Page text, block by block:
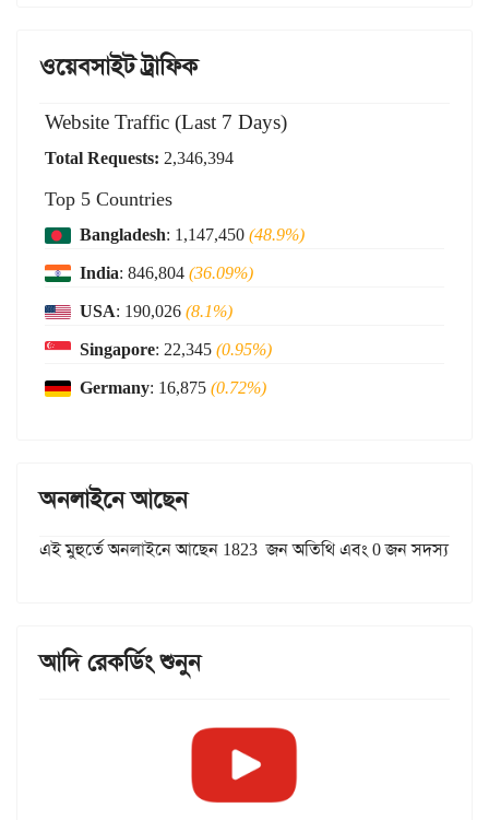
ওয়েবসাইট ট্রাফিক
Website Traffic (Last 7 Days)
Total Requests: 2,346,394
Top 5 Countries
Bangladesh: 1,147,450(48.9%)
India: 846,804(36.09%)
USA: 190,026(8.1%)
Singapore: 22,345(0.95%)
Germany: 16,875(0.72%)
অনলাইনে আছেন
এই মুহুর্তে অনলাইনে আছেন 1823 জন অতিথি এবং 0 জন সদস্য
আদি রেকর্ডিং শুনুন